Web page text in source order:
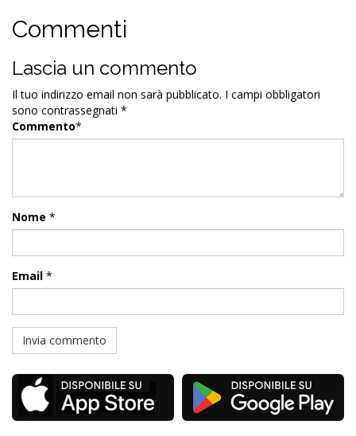
Commenti
Lascia un commento
Il tuo indirizzo email non sarà pubblicato. I campi obbligatori
sono contrassegnati *
Commento*
Nome *
Email *